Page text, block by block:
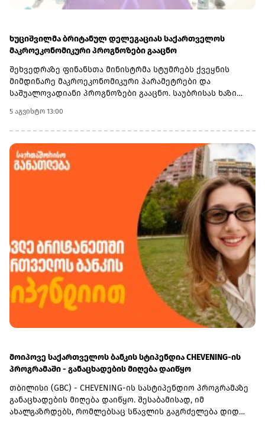
ხუციშვილმა ბრიტანულ დელეგაციას საქართველოს
მაკროეკონომიკური პროგნოზები გააცნო
შეხვედრაზე ფინანსთა მინისტრმა სტუმრებს ქვეყნის
მიმდინარე მაკროეკონომიკური პარამეტრები და
საშუალოვადიანი პროგნოზები გააცნო. საუბრისას ხაზი
მიმართულებით საქართველოს მიერ ბოლო წლებში
მიღწეულ პროგრესსა და მდგრადობას.მხარეებმა ასევე ორ
ქვეყანას შორის მიმდინარე თანამშრომლობისა და
სამომავლო პარტნიორობის ძირითადი საკითხები
განიხილეს. სამუშაო შეხვედრას ფინანსთა მინისტრის
მოადგილე ეკატერინე გუნცაძეც ესწრებოდა.
5 აგვისტო 13:00
მოიპოვე საქართველოს ბანკის სტიპენდია CHEVENING-ის
პროგრამაში - განაცხადების მიღება დაიწყო
თბილისი (GBC) - CHEVENING-ის სასტიპენდიო პროგრამაზე
განაცხადების მიღება დაიწყო. შესაბამისად, იმ
ახალგაზრდებს, რომლებსაც სწავლის გაგრძელება დიდ